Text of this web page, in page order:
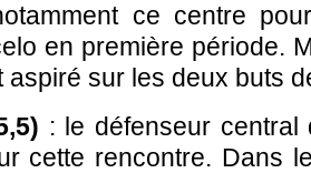
ce centre
en première période.
aspiré sur les deux buts
: le défenseur
cette rencontre. Dans